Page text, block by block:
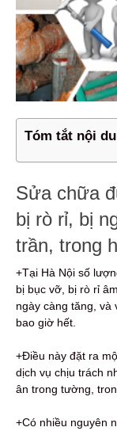
Tóm tắt nội
Sửa chữa
bị rò rỉ, bị
trần, trong
+Tại Hà Nội số
bị bục vỡ, bị rò rỉ
ngày càng tăng, và
bao giờ hết.
+Điều này đặt ra
dịch vụ chịu trách
ân trong tường,
+Có nhiều nguyên